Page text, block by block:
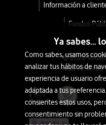
Información a
Fondos
© 2026
Avda.
Ya sabes...
Como sabes, usamos
analizar tus hábitos de
experiencia de usuario
adaptada a tus
consientes estos usos,
consentimiento sin